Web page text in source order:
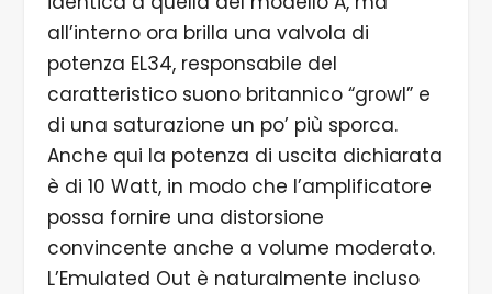
all’interno ora brilla una valvola di
potenza EL34, responsabile del
caratteristico suono britannico “growl” e
di una saturazione un po’ più sporca.
Anche qui la potenza di uscita dichiarata
è di 10 Watt, in modo che l’amplificatore
possa fornire una distorsione
convincente anche a volume moderato.
L’Emulated Out è naturalmente incluso